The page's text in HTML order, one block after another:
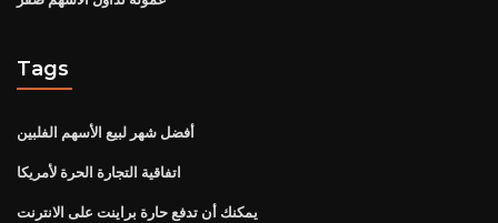
Tags
أفضل شهر لبيع الأسهم الفلبين
اتفاقية التجارة الحرة لأمريكا
يمكنك أن تدفع حارة براينت على الانترنت